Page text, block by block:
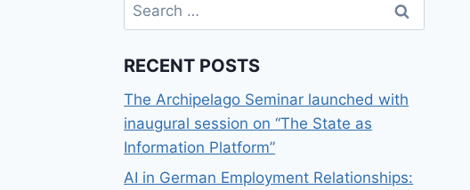
for:
RECENT POSTS
The Archipelago Seminar launched with
inaugural session on “The State as
Information Platform”
AI in German Employment Relationships: